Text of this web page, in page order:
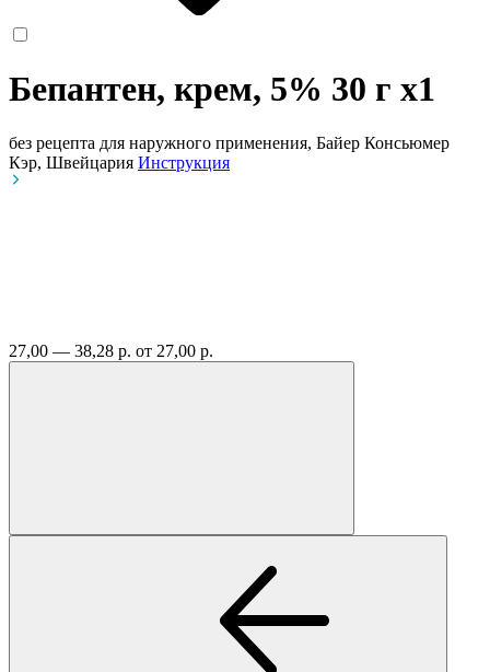
Бепантен, крем, 5% 30 г x1
без рецепта для наружного применения, Байер Консьюмер
Кэр, Швейцария Инструкция
27,00 — 38,28 р. от 27,00 р.